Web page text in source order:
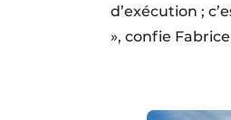
d’exécution ;
», confie